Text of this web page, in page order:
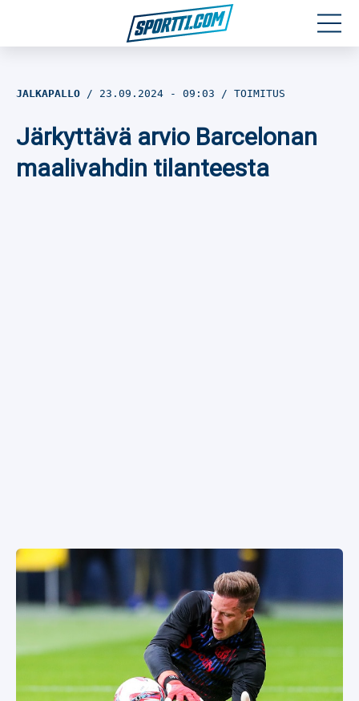
Jalkapallo
JALKAPALLO 23.09.2024 - 09:03 TOIMITUS
Järkyttävä arvio Barcelonan
maalivahdin tilanteesta